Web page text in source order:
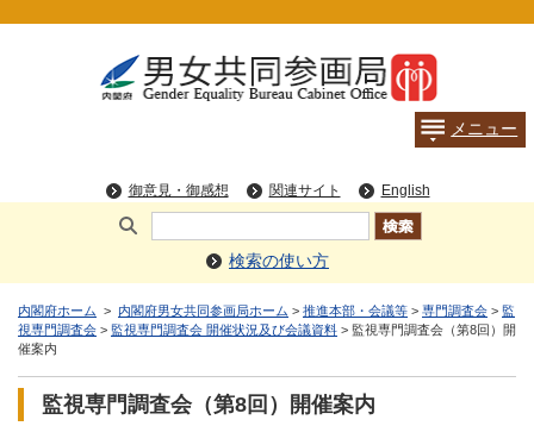
検索の使い方
内閣府ホーム > 内閣府男女共同参画局ホーム > 推進本部・会議等 > 専門調査会 > 監
視専門調査会 > 監視専門調査会 開催状況及び会議資料 > 監視専門調査会（第8回）開
催案内
監視専門調査会（第8回）開催案内